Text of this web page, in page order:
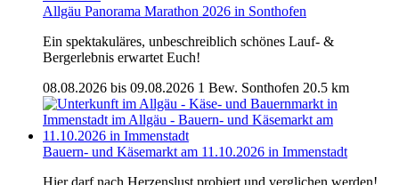
Allgäu Panorama Marathon 2026 in Sonthofen
Ein spektakuläres, unbeschreiblich schönes Lauf- &
Bergerlebnis erwartet Euch!
08.08.2026 bis 09.08.2026 1 Bew. Sonthofen 20.5 km
Bauern- und Käsemarkt am 11.10.2026 in Immenstadt